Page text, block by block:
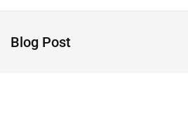
Blog Post